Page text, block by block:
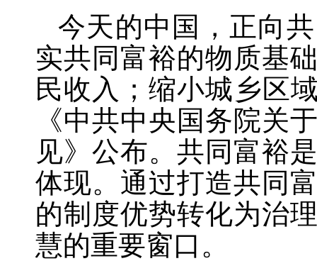
今天的中国，正向
实共同富裕的物质基
民收入；缩小城乡区
《中共中央国务院关
见》公布。共同富裕
体现。通过打造共同
的制度优势转化为治
慧的重要窗口。